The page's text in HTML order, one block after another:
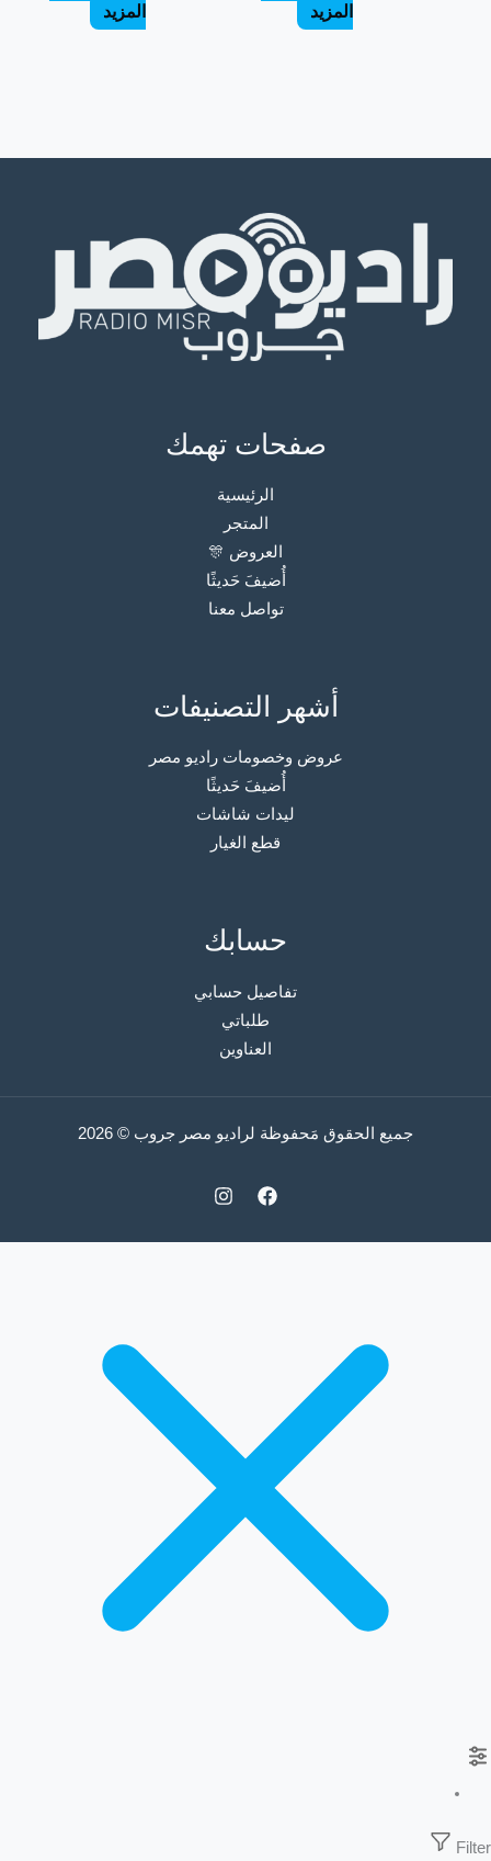
المزيد
المزيد
صفحات تهمك
الرئيسية
المتجر
العروض 🎊
أُضيفَ حَديثًا
تواصل معنا
أشهر التصنيفات
عروض وخصومات راديو مصر
أُضيفَ حَديثًا
ليدات شاشات
قطع الغيار
حسابك
تفاصيل حسابي
طلباتي
العناوين
جميع الحقوق مَحفوظة لراديو مصر جروب © 2026
Filter